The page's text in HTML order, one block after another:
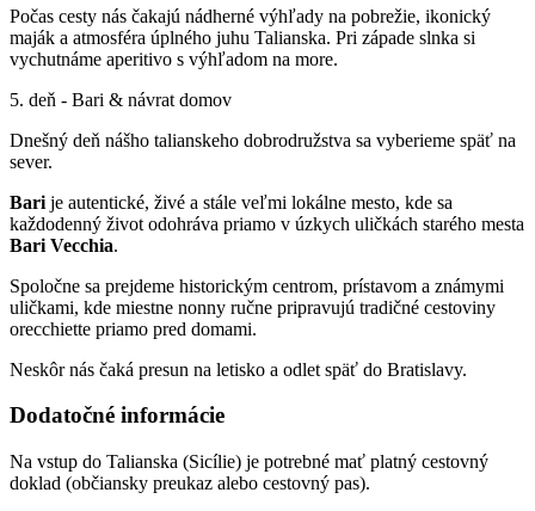
Počas cesty nás čakajú nádherné výhľady na pobrežie, ikonický
maják a atmosféra úplného juhu Talianska. Pri západe slnka si
vychutnáme aperitivo s výhľadom na more.
5. deň - Bari & návrat domov
Dnešný deň nášho talianskeho dobrodružstva sa vyberieme späť na
sever.
Bari je autentické, živé a stále veľmi lokálne mesto, kde sa
každodenný život odohráva priamo v úzkych uličkách starého mesta
Bari Vecchia.
Spoločne sa prejdeme historickým centrom, prístavom a známymi
uličkami, kde miestne nonny ručne pripravujú tradičné cestoviny
orecchiette priamo pred domami.
Neskôr nás čaká presun na letisko a odlet späť do Bratislavy.
Dodatočné informácie
Na vstup do Talianska (Sicílie) je potrebné mať platný cestovný
doklad (občiansky preukaz alebo cestovný pas).